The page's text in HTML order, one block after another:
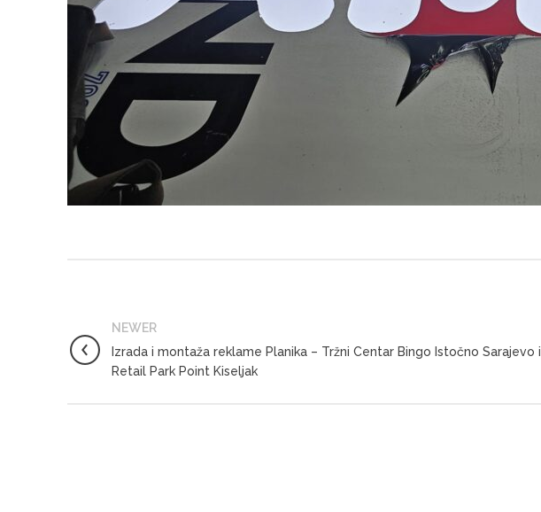
NEWER
Izrada i montaža reklame Planika – Tržni Centar Bingo Istočno Sarajevo i
Retail Park Point Kiseljak